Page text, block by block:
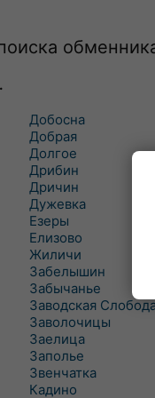
Добосна
Добрая
Долгое
Дрибин
Дричин
Дужевка
Езеры
Елизово
Жиличи
Забелышин
Забычанье
Заводская
Заволочицы
Заелица
Заполье
Звенчатка
Кадино